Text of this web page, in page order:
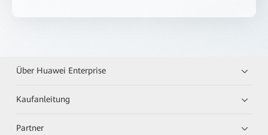
Über Huawei Enterprise
Kaufanleitung
Partner